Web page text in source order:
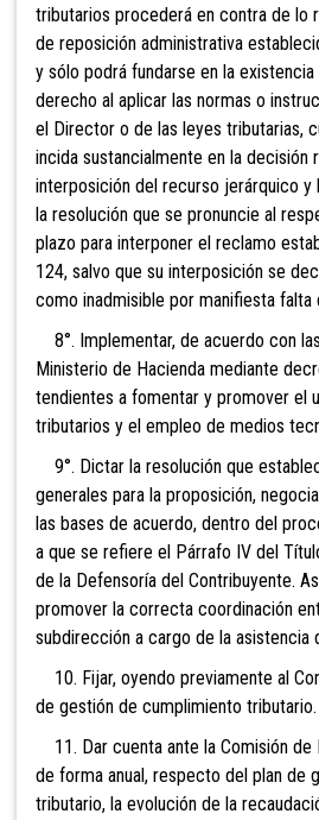
tributarios procederá en contra de lo
de reposición administrativa
y sólo podrá fundarse en la
derecho al aplicar las normas o
el Director o de las leyes tributarias,
incida sustancialmente en la decisión
interposición del recurso jerárquico y
la resolución que se pronuncie al
plazo para interponer el reclamo
124, salvo que su interposición se
como inadmisible por manifiesta falta
8°. Implementar, de acuerdo con
Ministerio de Hacienda mediante
tendientes a fomentar y promover el
tributarios y el empleo de medios
9°. Dictar la resolución que
generales para la proposición,
las bases de acuerdo, dentro del
a que se refiere el Párrafo IV del
de la Defensoría del Contribuyente.
promover la correcta coordinación
subdirección a cargo de la asistencia
10. Fijar, oyendo previamente al
de gestión de cumplimiento tributario.
11. Dar cuenta ante la Comisión de
de forma anual, respecto del plan de
tributario, la evolución de la